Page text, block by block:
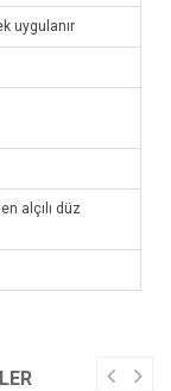
uygulanır
alçılı düz